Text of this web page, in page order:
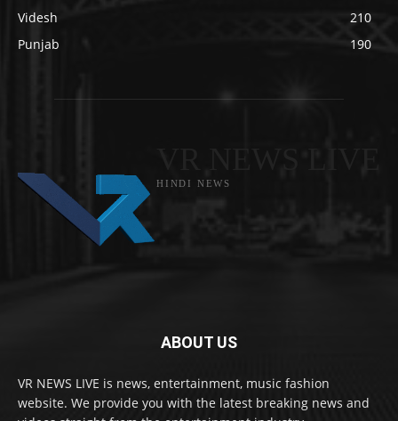
Videsh
210
Punjab
190
HINDI NEWS
ABOUT US
VR NEWS LIVE is news, entertainment, music fashion
website. We provide you with the latest breaking news and